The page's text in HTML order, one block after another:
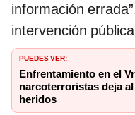
información
intervención
PUEDES VER:
Enfrentamiento en el
narcoterroristas deja
heridos